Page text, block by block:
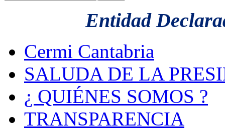
Entidad
Cermi Cantabria
SALUDA DE LA
¿ QUIÉNES SOMOS ?
TRANSPARENCIA